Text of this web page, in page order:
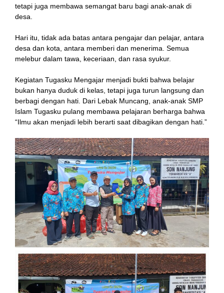
tetapi juga membawa semangat baru bagi anak-anak di
desa.
Hari itu, tidak ada batas antara pengajar dan pelajar, antara
desa dan kota, antara memberi dan menerima. Semua
melebur dalam tawa, keceriaan, dan rasa syukur.
Kegiatan Tugasku Mengajar menjadi bukti bahwa belajar
bukan hanya duduk di kelas, tetapi juga turun langsung dan
berbagi dengan hati. Dari Lebak Muncang, anak-anak SMP
Islam Tugasku pulang membawa pelajaran berharga bahwa
“Ilmu akan menjadi lebih berarti saat dibagikan dengan hati.”